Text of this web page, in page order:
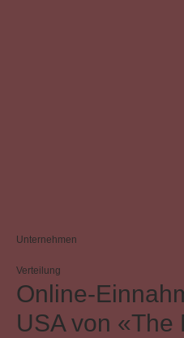
Unternehmen
Verteilung
Online-
USA von «The